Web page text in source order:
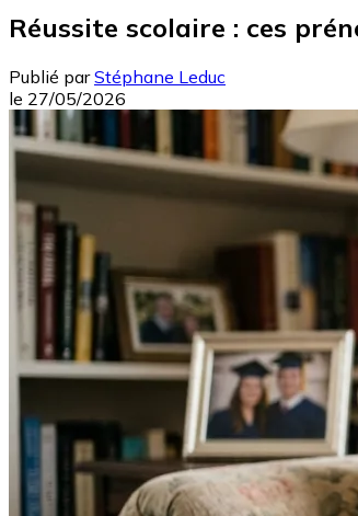
Réussite scolaire : ces
Publié par Stéphane Leduc
le 27/05/2026